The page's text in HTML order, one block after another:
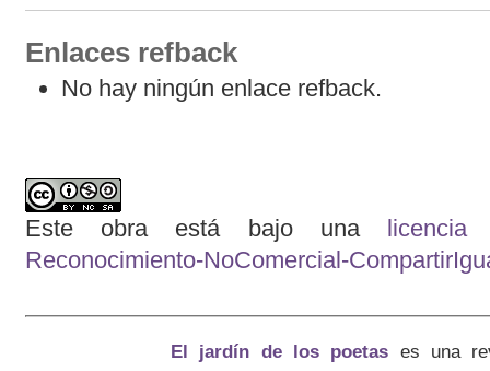
Enlaces refback
No hay ningún enlace refback.
Este obra está bajo una licencia
Reconocimiento-NoComercial-
El jardín de los poetas es una